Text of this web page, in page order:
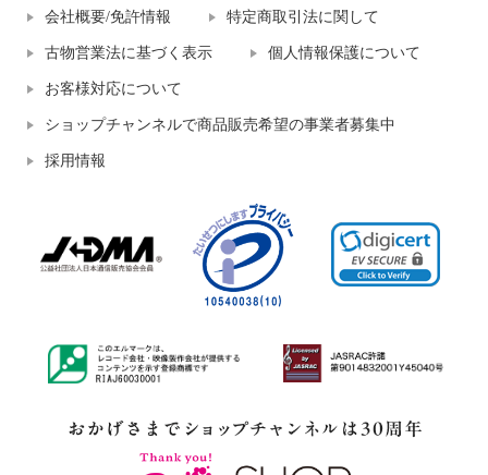
会社概要/免許情報 特定商取引法に関して
古物営業法に基づく表示 個人情報保護について
お客様対応について
ショップチャンネルで商品販売希望の事業者募集中
採用情報